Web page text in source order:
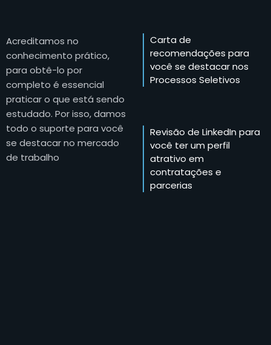
Acreditamos no
conhecimento prático,
para obtê-lo por
completo é essencial
praticar o que está sendo
estudado. Por isso, damos
todo o suporte para você
se destacar no mercado
de trabalho
Carta de
recomendações para
você se destacar nos
Processos Seletivos
Revisão de LinkedIn para
você ter um perfil
atrativo em
contratações e
parcerias